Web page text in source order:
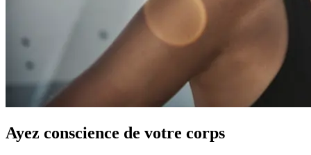
Ayez conscience de votre corps